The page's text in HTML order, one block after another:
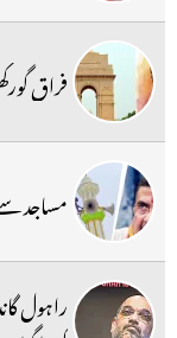
فراق
مساجد سے
راہول